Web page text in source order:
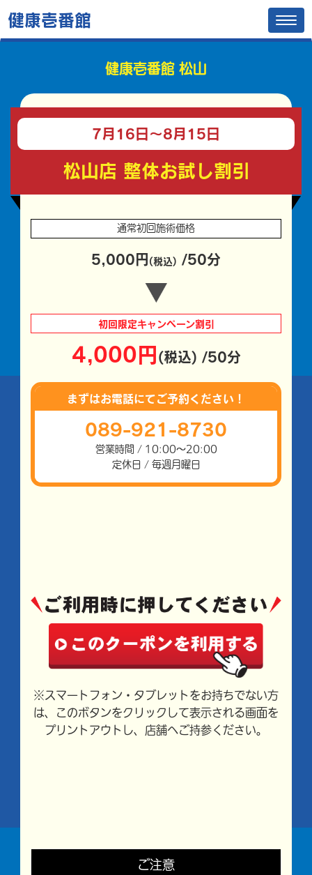
健康壱番館
健康壱番館 松山
7月16日〜8月15日
松山店 整体お試し割引
通常初回施術価格
5,000円(税込) /50分
初回限定キャンペーン割引
4,000円(税込) /50分
まずはお電話にてご予約ください！
089-921-8730
営業時間 / 10:00～20:00
定休日 / 毎週月曜日
※スマートフォン・タブレットをお持ちでない方
は、このボタンをクリックして表示される画面を
プリントアウトし、店舗へご持参ください。
ご注意